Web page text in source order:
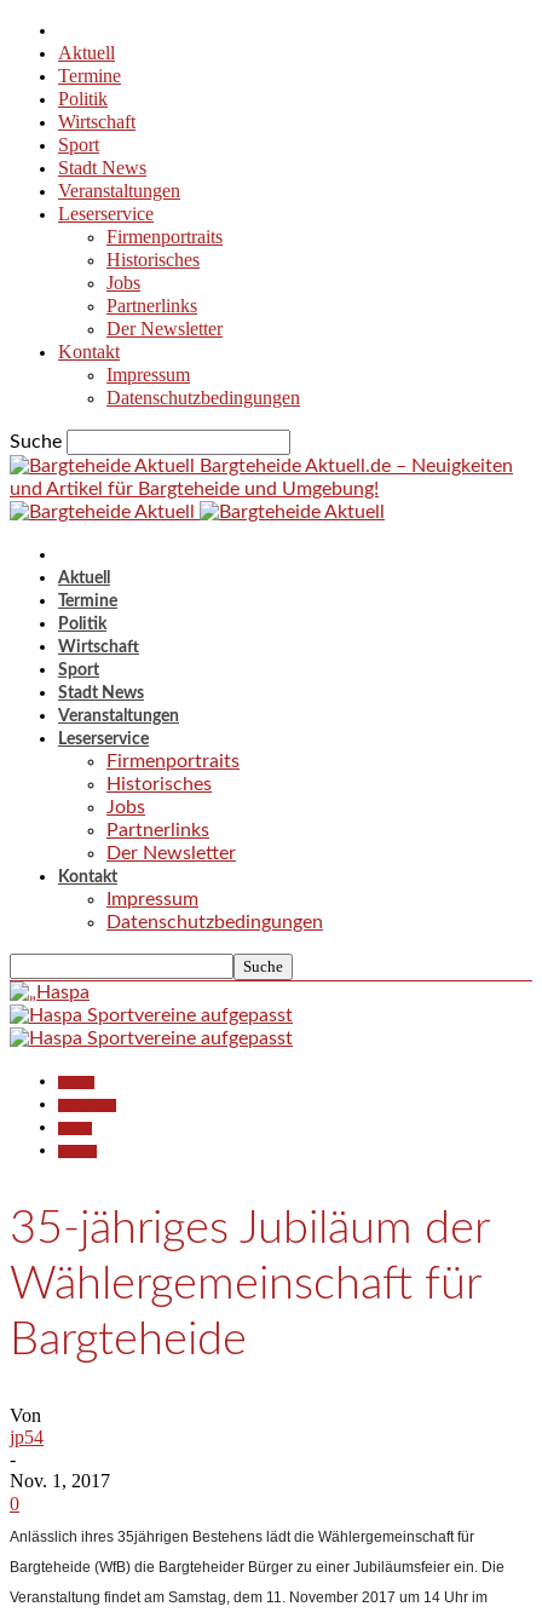
Aktuell
Termine
Politik
Wirtschaft
Sport
Stadt News
Veranstaltungen
Leserservice
Firmenportraits
Historisches
Jobs
Partnerlinks
Der Newsletter
Kontakt
Impressum
Datenschutzbedingungen
Suche
Bargteheide Aktuell.de – Neuigkeiten
und Artikel für Bargteheide und Umgebung!
Aktuell
Termine
Politik
Wirtschaft
Sport
Stadt News
Veranstaltungen
Leserservice
Firmenportraits
Historisches
Jobs
Partnerlinks
Der Newsletter
Kontakt
Impressum
Datenschutzbedingungen
35-jähriges Jubiläum der
Wählergemeinschaft für
Bargteheide
Von
jp54
-
Nov. 1, 2017
0
Anlässlich ihres 35jährigen Bestehens lädt die Wählergemeinschaft für
Bargteheide (WfB) die Bargteheider Bürger zu einer Jubiläumsfeier ein. Die
Veranstaltung findet am Samstag, dem 11. November 2017 um 14 Uhr im